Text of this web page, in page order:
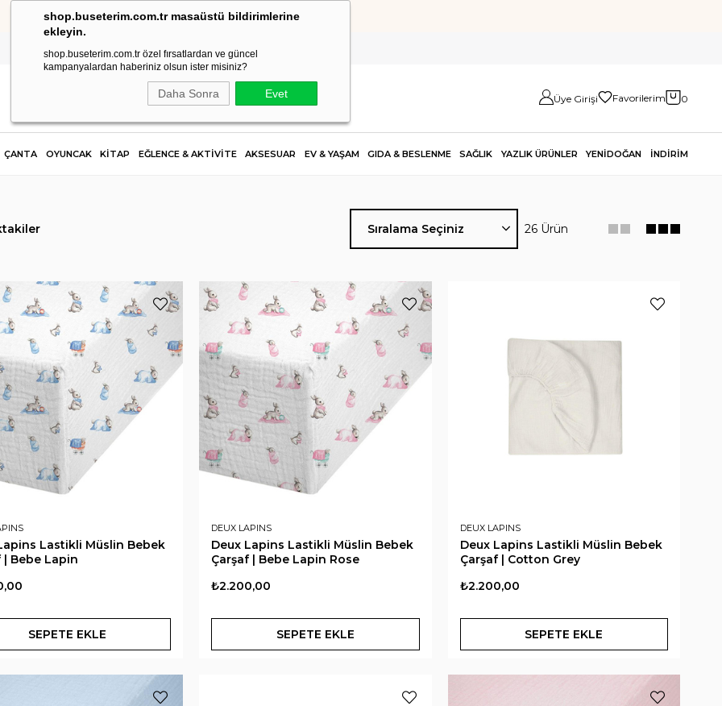
shop.buseterim.com.tr masaüstü bildirimlerine
ekleyin.
shop.buseterim.com.tr özel fırsatlardan ve güncel
kampanyalardan haberiniz olsun ister misiniz?
Daha Sonra Evet
KOLAY İADE
Üye Girişi Favorilerim 0
ÇANTA OYUNCAK KİTAP EĞLENCE & AKTİVİTE AKSESUAR EV & YAŞAM GIDA & BESLENME SAĞLIK YAZLIK ÜRÜNLER YENİDOĞAN İNDİRİM
26 Ürün
Lastikli Müslin Bebek
| Bebe Lapin
SEPETE EKLE
DEUX LAPINS
Deux Lapins Lastikli Müslin Bebek
Çarşaf | Bebe Lapin Rose
₺2.200,00
SEPETE EKLE
DEUX LAPINS
Deux Lapins Lastikli Müslin Bebek
Çarşaf | Cotton Grey
₺2.200,00
SEPETE EKLE